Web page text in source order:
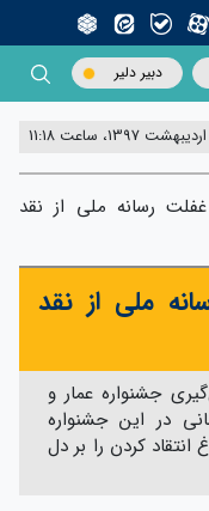
دبیر دلیر
رسانه ملی از نقد
ملی از نقد
جشنواره عمار و
در این جشنواره
کردن را بر دل